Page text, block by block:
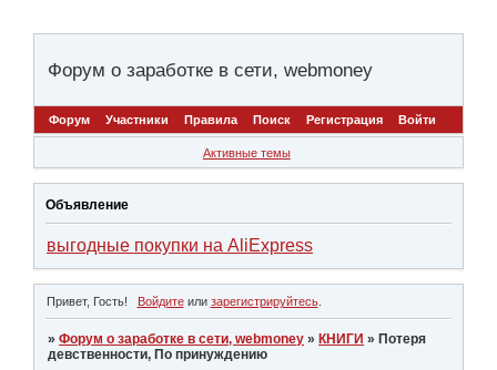
Форум о заработке в сети, webmoney
Форум Участники Правила Поиск Регистрация Войти
Активные темы
Объявление
выгодные покупки на AliExpress
Привет, Гость! Войдитеили зарегистрируйтесь.
»Форум о заработке в сети, webmoney » КНИГИ » Потеря
девственности, По принуждению